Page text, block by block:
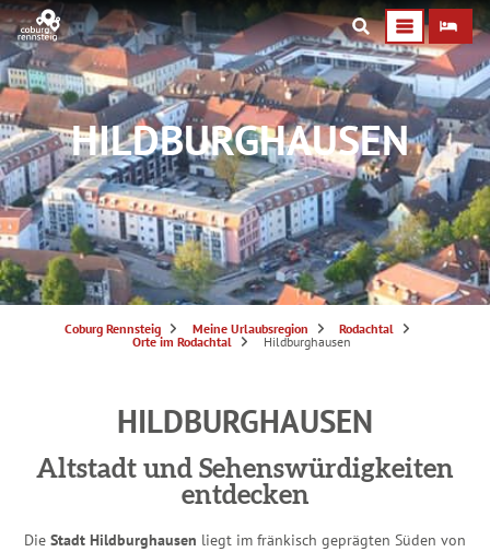
HILDBURGHAUSEN
Coburg Rennsteig Meine Urlaubsregion
Rodachtal
Orte im Rodachtal
Hildburghausen
HILDBURGHAUSEN
Altstadt und Sehenswürdigkeiten
entdecken
Die Stadt Hildburghausen liegt im fränkisch geprägten Süden von